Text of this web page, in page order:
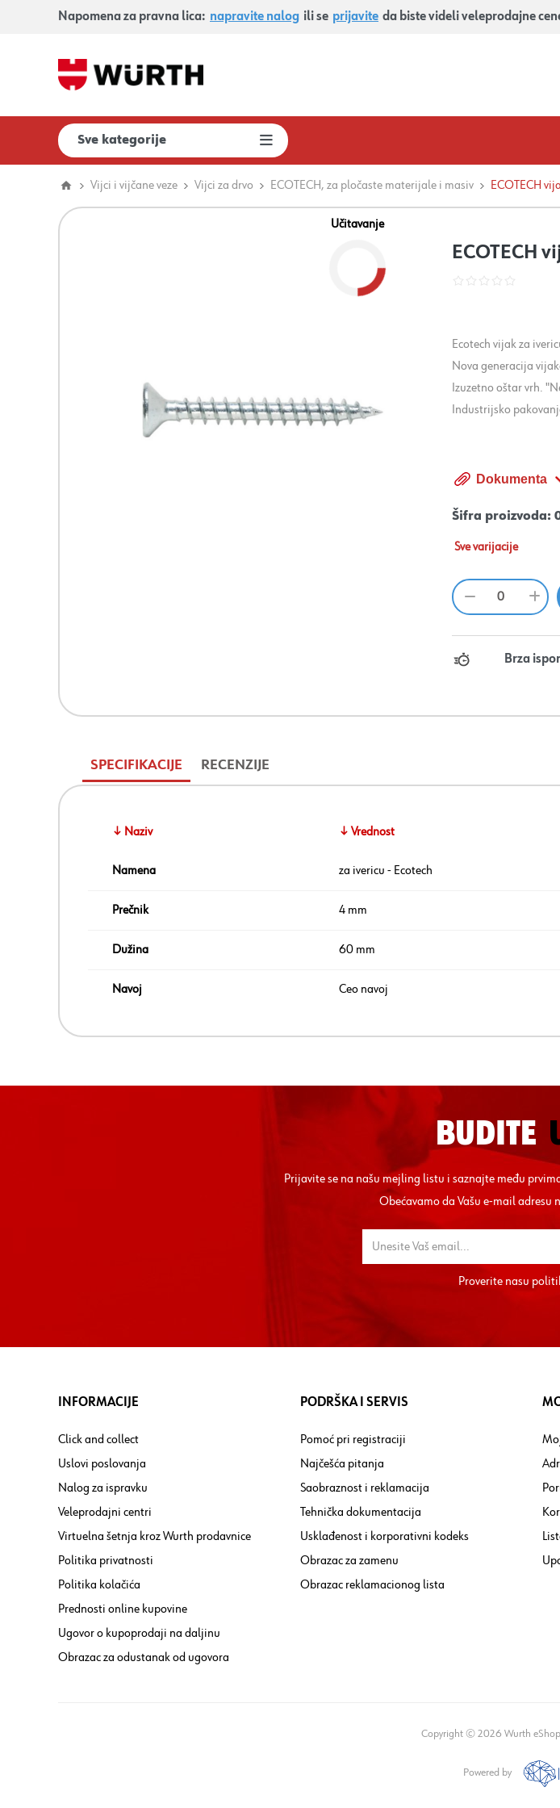
Napomena za pravna lica: napravite nalog ili se prijavite da biste videli veleprodajne
Sve kategorije
Vijci i vijčane veze Vijci za drvo ECOTECH, za pločaste materijale i masiv ECOTECH
Učitavanje
ECOTECH
Ecotech vijak za
Nova generacija
Izuzetno oštar vrh.
Industrijsko
Dokumenta
Šifra proizvoda:
Sve varijacije
Brza
SPECIFIKACIJE RECENZIJE
↓ Naziv ↓ Vrednost
Namena za ivericu - Ecotech
Prečnik 4 mm
Dužina 60 mm
Navoj Ceo navoj
BUDITE
Prijavite se na našu mejling listu i saznajte među
Obećavamo da Vašu e-mail adresu
Proverite nasu
INFORMACIJE
Click and collect
Uslovi poslovanja
Nalog za ispravku
Veleprodajni centri
Virtuelna šetnja kroz Wurth prodavnice
Politika privatnosti
Politika kolačića
Prednosti online kupovine
Ugovor o kupoprodaji na daljinu
Obrazac za odustanak od ugovora
PODRŠKA I SERVIS
Pomoć pri registraciji
Najčešća pitanja
Saobraznost i reklamacija
Tehnička dokumentacija
Usklađenost i korporativni kodeks
Obrazac za zamenu
Obrazac reklamacionog lista
Copyright © 2026 Wurth
Powered by